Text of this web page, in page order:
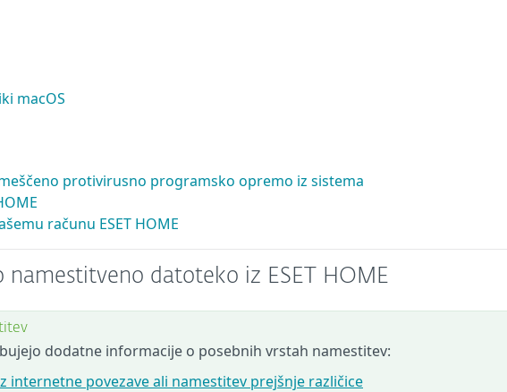
macOS
protivirusno programsko opremo iz sistema
računu ESET HOME
namestitveno datoteko iz ESET HOME
dodatne informacije o posebnih vrstah namestitev:
internetne povezave ali namestitev prejšnje različice